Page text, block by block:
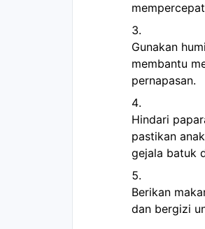
Gunakan
membantu
pernapasan.
Hindari
pastikan
gejala batuk
Berikan
dan bergizi